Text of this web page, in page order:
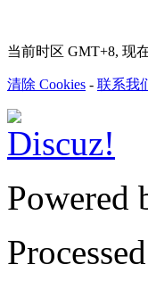
当前时区 GMT+8, 现
清除 Cookies - 联系我
Powered